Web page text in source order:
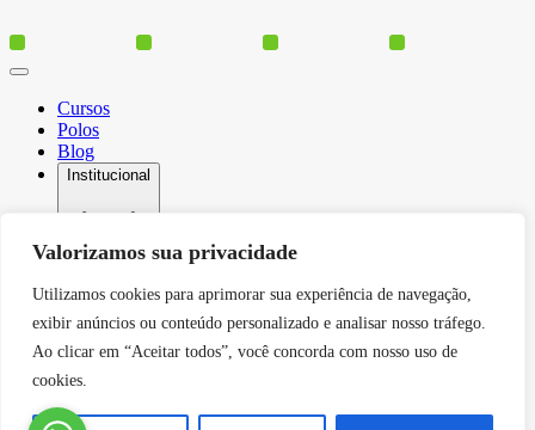
Valorizamos sua privacidade
Utilizamos cookies para aprimorar sua experiência de navegação,
exibir anúncios ou conteúdo personalizado e analisar nosso tráfego.
Ao clicar em “Aceitar todos”, você concorda com nosso uso de
cookies.
Cursos
Polos
Blog
Institucional
Serviços
Conheça-nos
Política de Privacidade
Contato